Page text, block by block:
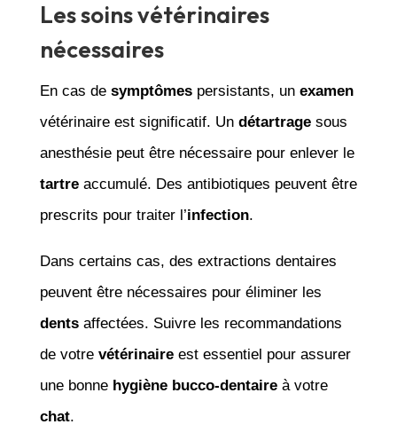
Les soins vétérinaires
nécessaires
En cas de symptômespersistants, un examen
vétérinaire est significatif. Un détartragesous
anesthésie peut être nécessaire pour enlever le
tartreaccumulé. Des antibiotiques peuvent être
prescrits pour traiter l’infection.
Dans certains cas, des extractions dentaires
peuvent être nécessaires pour éliminer les
dentsaffectées. Suivre les recommandations
de votre vétérinaireest essentiel pour assurer
une bonne hygiène bucco-dentaireà votre
chat.